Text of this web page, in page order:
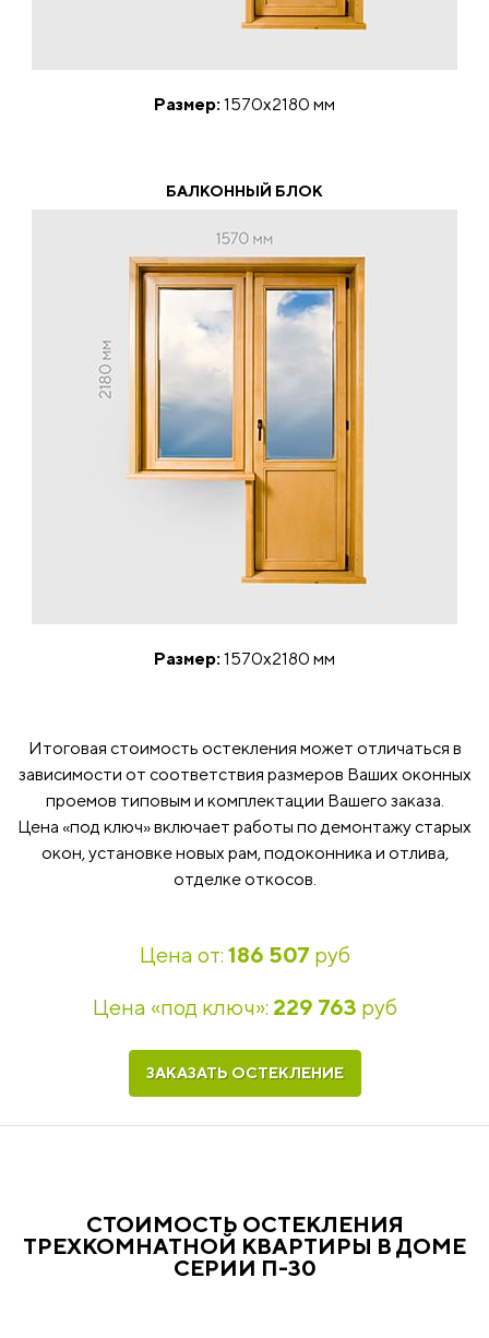
Размер: 1570x2180 мм
БАЛКОННЫЙ БЛОК
Размер: 1570x2180 мм
Итоговая стоимость остекления может отличаться в
зависимости от соответствия размеров Ваших оконных
проемов типовым и комплектации Вашего заказа.
Цена «под ключ» включает работы по демонтажу старых
окон, установке новых рам, подоконника и отлива,
отделке откосов.
Цена от: 186 507 руб
Цена «под ключ»: 229 763 руб
ЗАКАЗАТЬ ОСТЕКЛЕНИЕ
СТОИМОСТЬ ОСТЕКЛЕНИЯ
ТРЕХКОМНАТНОЙ КВАРТИРЫ В ДОМЕ
СЕРИИ П-30